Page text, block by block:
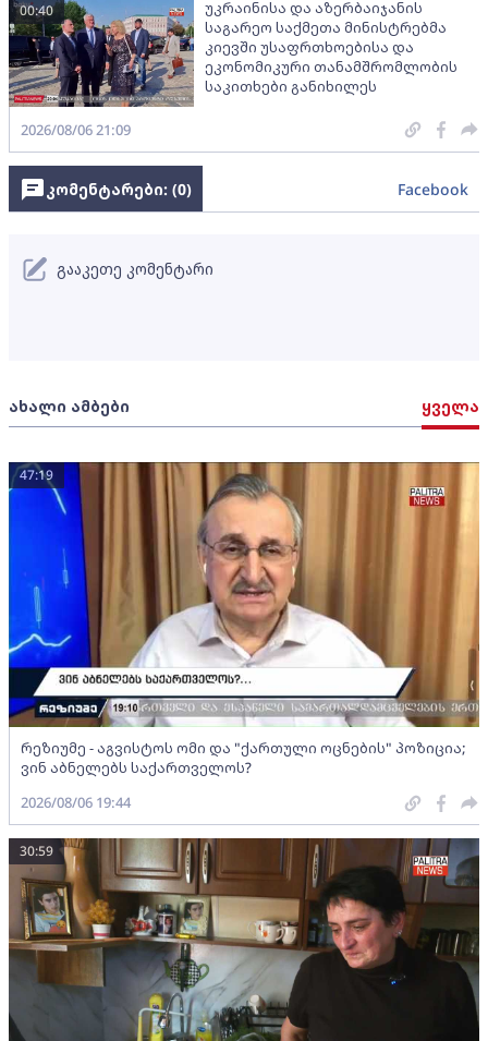
უკრაინისა და აზერბაიჯანის
საგარეო საქმეთა მინისტრებმა
კიევში უსაფრთხოებისა და
ეკონომიკური თანამშრომლობის
საკითხები განიხილეს
00:40
2026/08/06 21:09
ახალი ამბები ყველა
რეზიუმე - აგვისტოს ომი და "ქართული ოცნების" პოზიცია;
ვინ აბნელებს საქართველოს?
47:19
2026/08/06 19:44
30:59
კომენტარები: (0) Facebook
გააკეთე კომენტარი